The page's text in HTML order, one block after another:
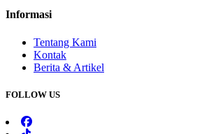
Informasi
Tentang Kami
Kontak
Berita & Artikel
FOLLOW US